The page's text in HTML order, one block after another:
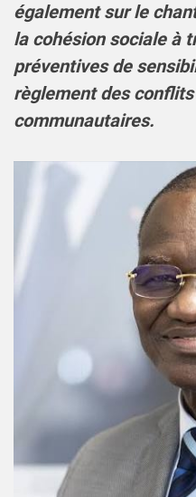
également sur le
la cohésion sociale à
préventives de
règlement des
communautaires.